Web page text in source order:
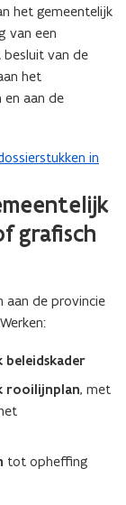
het gemeentelijk
van een
van de
het
en aan de
in
grafisch
aan de provincie
beleidskader
rooilijnplan, met
tot opheffing